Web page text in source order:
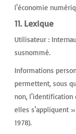
l'économie
11. Lexique
Utilisateur :
susnommé.
Informations
permettent, sous
non, l'identification
elles s'appliquent
1978).